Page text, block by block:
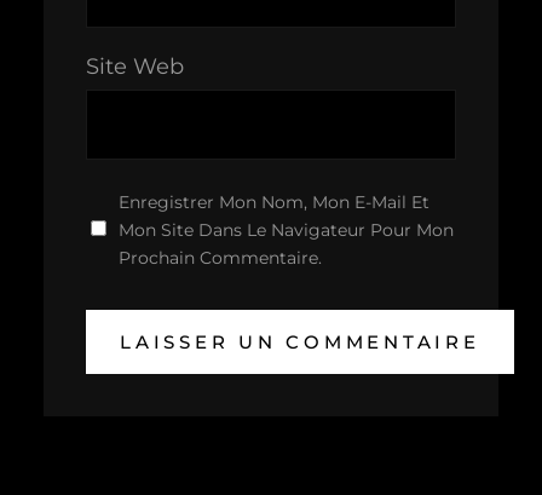
Site Web
Enregistrer Mon Nom, Mon E-Mail Et
Mon Site Dans Le Navigateur Pour Mon
Prochain Commentaire.